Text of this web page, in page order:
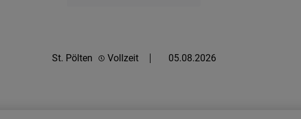
St. Pölten Vollzeit 05.08.2026